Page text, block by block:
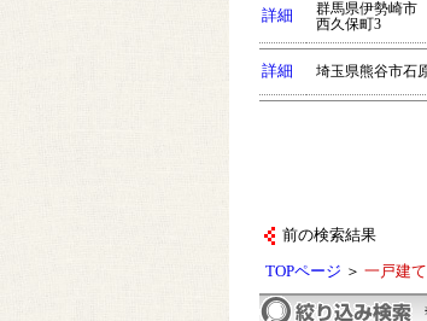
詳細
群馬県伊勢崎市
西久保町3
詳細 埼玉県熊谷市石
前の検索結果
TOPページ ＞ 一戸建て